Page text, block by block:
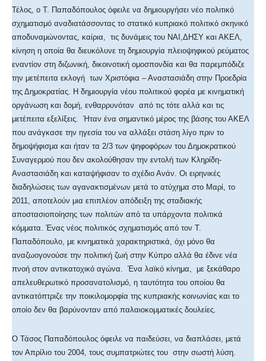
Τέλος, ο Τ. Παπαδόπουλος όφειλε να δημιουργήσει νέο πολιτικό
σχηματισμό αναδιατάσσοντας το στατικό κυπριακό πολιτικό σκηνικό
αποδυναμώνοντας, καίρια, τις δυνάμεις του ΝΑΙ,ΔΗΣΥ και ΑΚΕΛ,
κίνηση η οποία θα διευκόλυνε τη δημιουργία πλειοψηφικού ρεύματος
εναντίον στη διζωνική, δικοινοτική ομοσπονδία και θα παρεμπόδιζε
την μετέπειτα εκλογή των Χριστόφια – Αναστασιάδη στην Προεδρία
της Δημοκρατίας. Η δημιουργία νέου πολιτικού φορέα με κινηματική
οργάνωση και δομή, ενθαρρυνόταν από τις τότε αλλά και τις
μετέπειτα εξελίξεις. Ήταν ένα σημαντικό μέρος της βάσης του ΑΚΕΛ
που ανάγκασε την ηγεσία του να αλλάξει στάση λίγο πριν το
δημοψήφισμα και ήταν τα 2/3 των ψηφοφόρων του Δημοκρατικού
Συναγερμού που δεν ακολούθησαν την εντολή των Κληρίδη-
Αναστασιάδη και καταψήφισαν το σχέδιο Ανάν. Οι ειρηνικές
διαδηλώσεις των αγανακτισμένων μετά το ατύχημα στο Μαρί, το
2011, αποτελούν μια επιπλέον απόδειξη της σταδιακής
αποστασιοποίησης των πολιτών από τα υπάρχοντα πολιτικά
κόμματα. Ένας νέος πολιτικός σχηματισμός από τον Τ.
Παπαδόπουλο, με κινηματικά χαρακτηριστικά, όχι μόνο θα
αναζωογονούσε την πολιτική ζωή στην Κύπρο αλλά θα έδινε νέα
πνοή στον αντικατοχικό αγώνα. Ένα λαϊκό κίνημα, με ξεκάθαρο
απελευθερωτικό προσανατολισμό, η ταυτότητα του οποίου θα
αντικατόπτριζε την ποικιλομορφία της κυπριακής κοινωνίας και το
οποίο δεν θα βαρύνονταν από παλαιοκομματικές δουλείες.
Ο Τάσος Παπαδόπουλος όφειλε να παιδεύσει, να διαπλάσει, μετά
τον Απρίλιο του 2004, τους συμπατριώτες του στην σωστή λύση.